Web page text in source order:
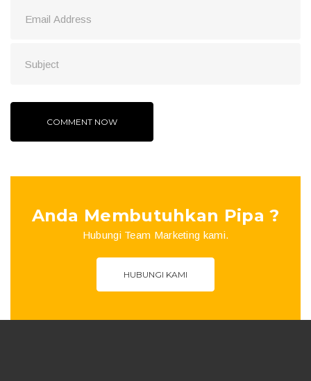
Anda Membutuhkan Pipa ?
Hubungi Team Marketing kami.
HUBUNGI KAMI